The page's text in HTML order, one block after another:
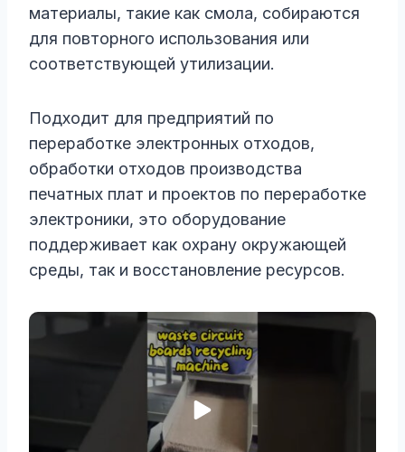
материалы, такие как смола, собираются
для повторного использования или
соответствующей утилизации.
Подходит для предприятий по
переработке электронных отходов,
обработки отходов производства
печатных плат и проектов по переработке
электроники, это оборудование
поддерживает как охрану окружающей
среды, так и восстановление ресурсов.